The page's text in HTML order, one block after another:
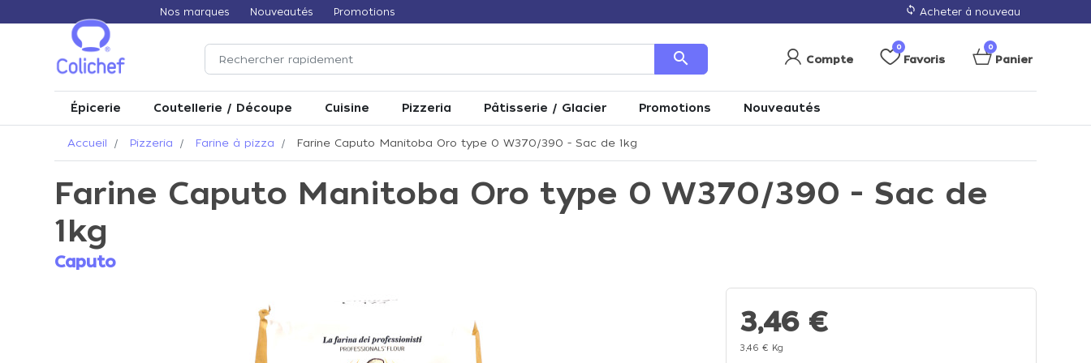
Nos marques Nouveautés Promotions loop Acheter à nouveau
search Compte
0
Favoris
0
Panier
Épicerie Coutellerie / Découpe Cuisine Pizzeria Pâtisserie / Glacier Promotions Nouveautés
Accueil Pizzeria Farine à pizza Farine Caputo Manitoba Oro type 0 W370/390 - Sac de 1kg
Farine Caputo Manitoba Oro type 0 W370/390 - Sac de
1kg
Caputo
3,46 €
3,46 € Kg